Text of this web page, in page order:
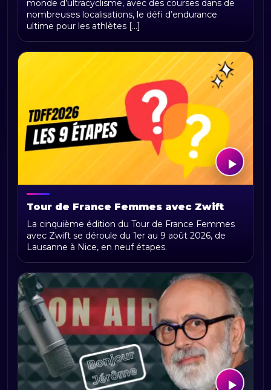
d'ultracyclisme sur Radio Sports
monde d’ultracyclisme, avec des courses dans de
nombreuses localisations, le défi d’endurance
ultime pour les athlètes [...]
Tour de France Femmes avec Zwift
2026 : parcours, étapes, calendrier et
actualités
La cinquième édition du Tour de France Femmes
avec Zwift se déroule du 1er au 9 août 2026, de
Lausanne à Nice, en neuf étapes.